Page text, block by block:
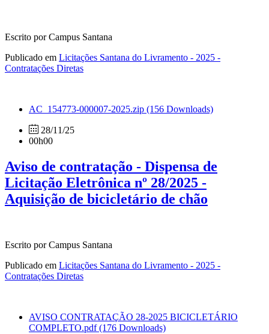
Escrito por Campus Santana
Publicado em Licitações Santana do Livramento - 2025 -
Contratações Diretas
AC_154773-000007-2025.zip (156 Downloads)
28/11/25
00h00
Aviso de contratação - Dispensa de
Licitação Eletrônica nº 28/2025 -
Aquisição de bicicletário de chão
Escrito por Campus Santana
Publicado em Licitações Santana do Livramento - 2025 -
Contratações Diretas
AVISO CONTRATAÇÃO 28-2025 BICICLETÁRIO
COMPLETO.pdf(176 Downloads)